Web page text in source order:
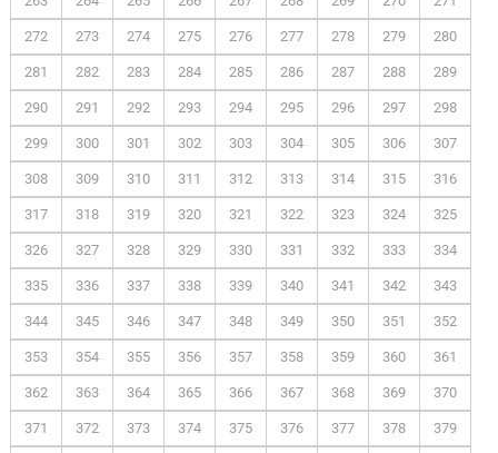
272 273 274 275 276 277 278 279 280
281 282 283 284 285 286 287 288 289
290 291 292 293 294 295 296 297 298
299 300 301 302 303 304 305 306 307
308 309 310 311 312 313 314 315 316
317 318 319 320 321 322 323 324 325
326 327 328 329 330 331 332 333 334
335 336 337 338 339 340 341 342 343
344 345 346 347 348 349 350 351 352
353 354 355 356 357 358 359 360 361
362 363 364 365 366 367 368 369 370
371 372 373 374 375 376 377 378 379